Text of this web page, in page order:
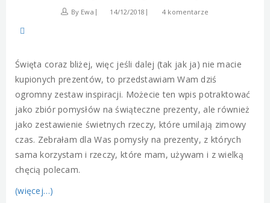
By Ewa 14/12/2018 4 komentarze
Święta coraz bliżej, więc jeśli dalej (tak jak ja) nie macie
kupionych prezentów, to przedstawiam Wam dziś
ogromny zestaw inspiracji. Możecie ten wpis potraktować
jako zbiór pomysłów na świąteczne prezenty, ale również
jako zestawienie świetnych rzeczy, które umilają zimowy
czas. Zebrałam dla Was pomysły na prezenty, z których
sama korzystam i rzeczy, które mam, używam i z wielką
chęcią polecam.
(więcej…)